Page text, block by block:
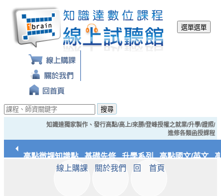
選單選單
搜尋
知識達獨家製作、發行高點/高上/來勝/登峰授權之就業/升學/證照/
進修各類函授課程
析 高點微課知識點 基礎先修 升學系列 高點國文/英文 高
線上購課 關於我們 回 首頁